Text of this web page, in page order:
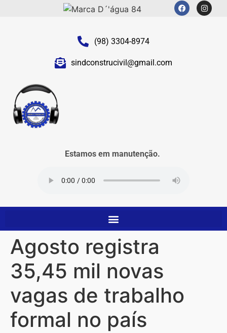
(98) 3304-8974
sindconstrucivil@gmail.com
Estamos em manutenção.
Agosto registra
35,45 mil novas
vagas de trabalho
formal no país